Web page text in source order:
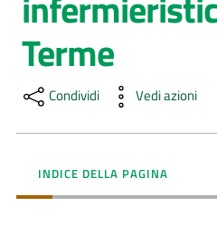
cura
Menu selezionato
AUSL
Comunica
Terme
Condividi Vedi azioni
INDICE DELLA PAGINA